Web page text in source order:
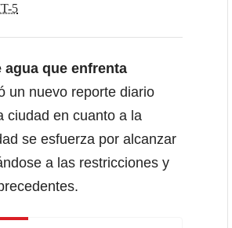
5
que enfrenta
un nuevo reporte diario
ciudad en cuanto a la
se esfuerza por alcanzar
a las restricciones y